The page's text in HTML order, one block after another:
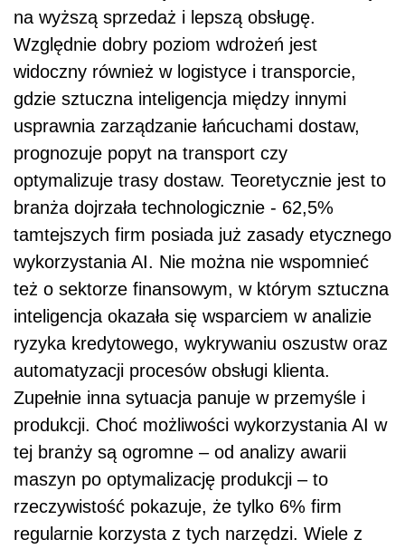
na wyższą sprzedaż i lepszą obsługę.
Względnie dobry poziom wdrożeń jest
widoczny również w logistyce i transporcie,
gdzie sztuczna inteligencja między innymi
usprawnia zarządzanie łańcuchami dostaw,
prognozuje popyt na transport czy
optymalizuje trasy dostaw. Teoretycznie jest to
branża dojrzała technologicznie - 62,5%
tamtejszych firm posiada już zasady etycznego
wykorzystania AI. Nie można nie wspomnieć
też o sektorze finansowym, w którym sztuczna
inteligencja okazała się wsparciem w analizie
ryzyka kredytowego, wykrywaniu oszustw oraz
automatyzacji procesów obsługi klienta.
Zupełnie inna sytuacja panuje w przemyśle i
produkcji. Choć możliwości wykorzystania AI w
tej branży są ogromne – od analizy awarii
maszyn po optymalizację produkcji – to
rzeczywistość pokazuje, że tylko 6% firm
regularnie korzysta z tych narzędzi. Wiele z